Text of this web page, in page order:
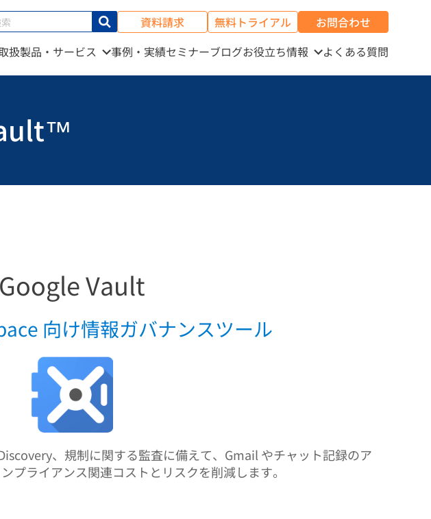
資料請求 無料トライアル
お問合わせ
扱製品・サービス
事例・実績セミナーブログお役立ち情報 よくある質問
Google Vault
向け情報ガバナンスツール
、規制に関する監査に備えて、Gmail やチャット記録のア
プライアンス関連コストとリスクを削減します。